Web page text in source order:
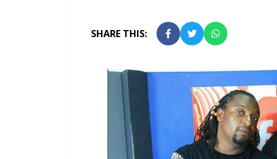
SHARE THIS: